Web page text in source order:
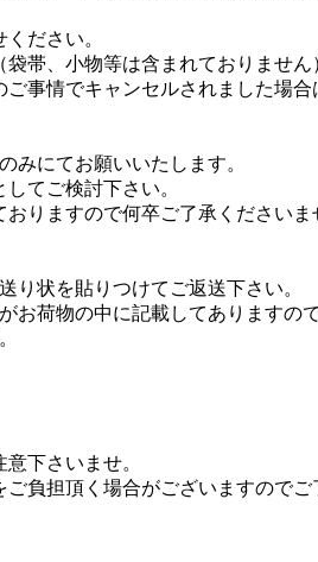
ださい。
帯、小物等は含まれておりません
事情でキャンセルされました場合
みにてお願いいたします。
てご検討下さい。
りますので何卒ご了承くださいま
り状を貼りつけてご返送下さい。
お荷物の中に記載してありますの
下さいませ。
負担頂く場合がございますのでご